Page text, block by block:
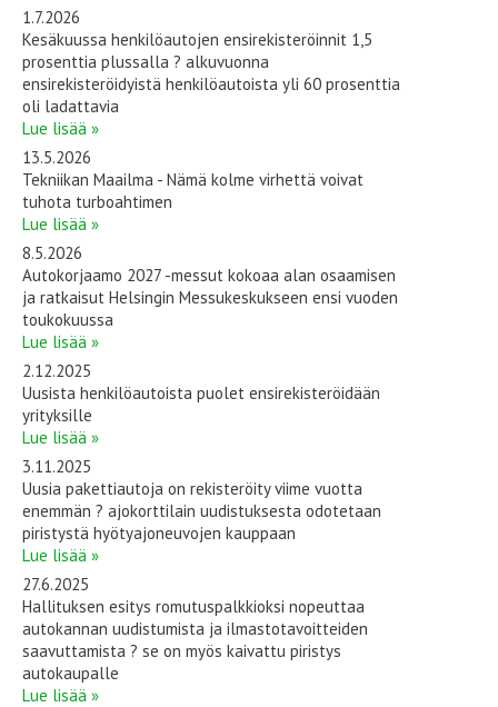
1.7.2026
Kesäkuussa henkilöautojen ensirekisteröinnit 1,5
prosenttia plussalla ? alkuvuonna
ensirekisteröidyistä henkilöautoista yli 60 prosenttia
oli ladattavia
Lue lisää »
13.5.2026
Tekniikan Maailma - Nämä kolme virhettä voivat
tuhota turboahtimen
Lue lisää »
8.5.2026
Autokorjaamo 2027 -messut kokoaa alan osaamisen
ja ratkaisut Helsingin Messukeskukseen ensi vuoden
toukokuussa
Lue lisää »
2.12.2025
Uusista henkilöautoista puolet ensirekisteröidään
yrityksille
Lue lisää »
3.11.2025
Uusia pakettiautoja on rekisteröity viime vuotta
enemmän ? ajokorttilain uudistuksesta odotetaan
piristystä hyötyajoneuvojen kauppaan
Lue lisää »
27.6.2025
Hallituksen esitys romutuspalkkioksi nopeuttaa
autokannan uudistumista ja ilmastotavoitteiden
saavuttamista ? se on myös kaivattu piristys
autokaupalle
Lue lisää »